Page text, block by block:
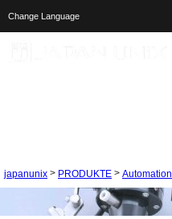
Change Language
japanunix > PRODUKTE > Automation